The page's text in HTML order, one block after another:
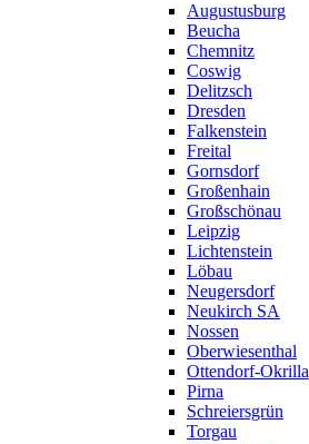
Augustusburg
Beucha
Chemnitz
Coswig
Delitzsch
Dresden
Falkenstein
Freital
Gornsdorf
Großenhain
Großschönau
Leipzig
Lichtenstein
Löbau
Neugersdorf
Neukirch SA
Nossen
Oberwiesenthal
Ottendorf-Okrilla
Pirna
Schreiersgrün
Torgau